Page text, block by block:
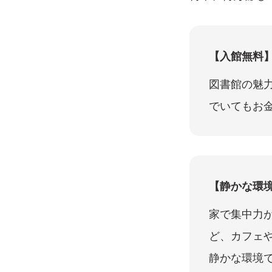
【入館無料
図書館の魅
でいてもお
【静かな環
家で集中力
ど、カフェ
静かな環境